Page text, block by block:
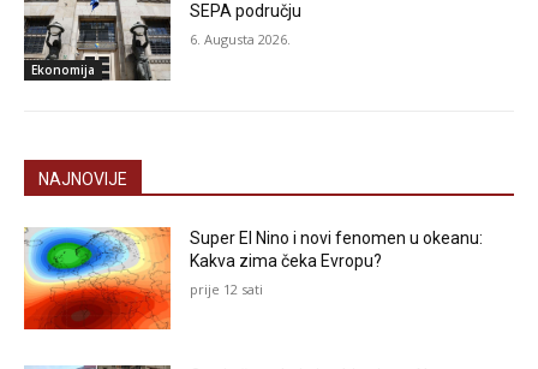
Ekonomija
SEPA području
6. Augusta 2026.
NAJNOVIJE
Super El Nino i novi fenomen u okeanu:
Kakva zima čeka Evropu?
prije 12 sati